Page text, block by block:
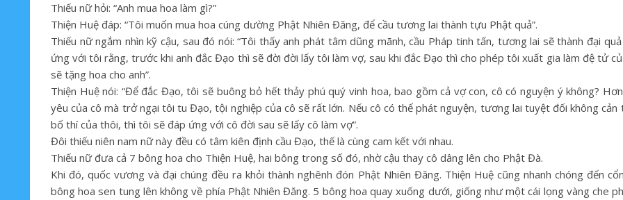
Thiếu nữ hỏi: “Anh mua hoa làm gì?”
Thiện Huệ đáp: “Tôi muốn mua hoa cúng dường Phật Nhiên Đăng, để cầu tương lai thành tựu Phật quả”.
Thiếu nữ ngắm nhìn kỹ cậu, sau đó nói: “Tôi thấy anh phát tâm dũng mãnh, cầu Pháp tinh tấn, tương lai sẽ thành đại
ứng với tôi rằng, trước khi anh đắc Đạo thì sẽ đời đời lấy tôi làm vợ, sau khi đắc Đạo thì cho phép tôi xuất gia làm đệ tử
sẽ tặng hoa cho anh”.
Thiện Huệ nói: “Để đắc Đạo, tôi sẽ buông bỏ hết thảy phú quý vinh hoa, bao gồm cả vợ con, cô có nguyện ý không?
yêu của cô mà trở ngại tôi tu Đạo, tội nghiệp của cô sẽ rất lớn. Nếu cô có thể phát nguyện, tương lai tuyệt đối không
bố thí của thôi, thì tôi sẽ đáp ứng với cô đời sau sẽ lấy cô làm vợ”.
Đôi thiếu niên nam nữ này đều có tâm kiên định cầu Đạo, thế là cùng cam kết với nhau.
Thiếu nữ đưa cả 7 bông hoa cho Thiện Huệ, hai bông trong số đó, nhờ cậu thay cô dâng lên cho Phật Đà.
Khi đó, quốc vương và đại chúng đều ra khỏi thành nghênh đón Phật Nhiên Đăng. Thiện Huệ cũng nhanh chóng đến
bông hoa sen tung lên không về phía Phật Nhiên Đăng. 5 bông hoa quay xuống dưới, giống như một cái lọng vàng che